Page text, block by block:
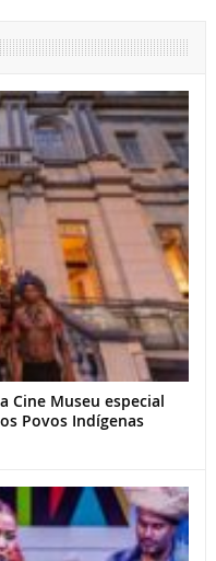
Cine Museu especial
Povos Indígenas